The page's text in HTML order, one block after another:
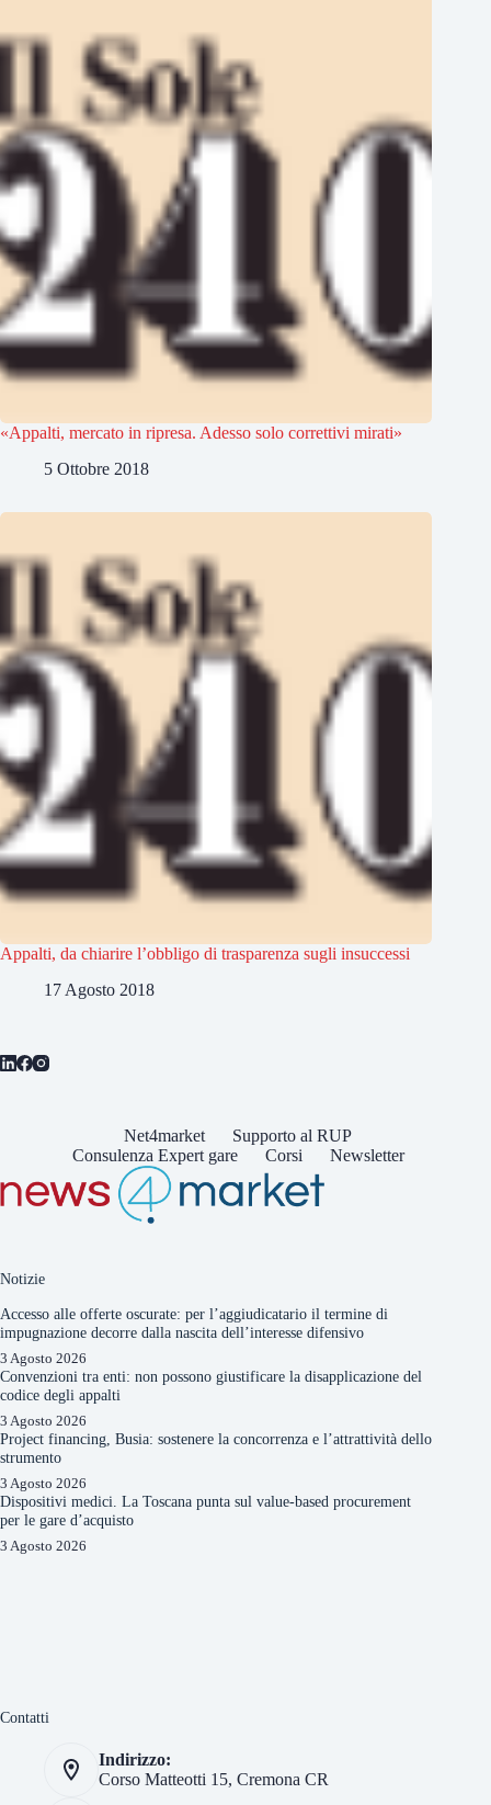
«Appalti, mercato in ripresa. Adesso solo correttivi mirati»
5 Ottobre 2018
Appalti, da chiarire l’obbligo di trasparenza sugli insuccessi
17 Agosto 2018
Net4market
Supporto al RUP
Consulenza Expert gare
Corsi Newsletter
Notizie
Accesso alle offerte oscurate: per l’aggiudicatario il termine di
impugnazione decorre dalla nascita dell’interesse difensivo
3 Agosto 2026
Convenzioni tra enti: non possono giustificare la disapplicazione del
codice degli appalti
3 Agosto 2026
Project financing, Busia: sostenere la concorrenza e l’attrattività dello
strumento
3 Agosto 2026
Dispositivi medici. La Toscana punta sul value-based procurement
per le gare d’acquisto
3 Agosto 2026
Contatti
Indirizzo:
Corso Matteotti 15, Cremona CR